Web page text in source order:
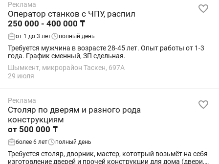
Реклама
Оператор станков с ЧПУ, распил
250 000 - 400 000 ₸
от 1 до 3 лет полный день
Требуется мужчина в возрасте 28-45 лет. Опыт работы от 1-3
года. График сменный, ЗП сдельная.
Шымкент, микрорайон Таскен, 697А
29 июля
Реклама
Столяр по дверям и разного рода
конструкциям
от 500 000 ₸
более 6 лет полный день
Требуется столяр, дворник, мастер, кототрый возьмёт на себя
изготовление дверей и прочей конструкции для дома (двери,